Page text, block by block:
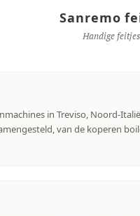
Sanremo
Handige
in Treviso, Noord-
van de koperen